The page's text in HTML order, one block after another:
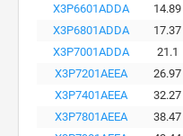
X3P6601ADDA 14.89
X3P6801ADDA
17.37
X3P7001ADDA
21.1
X3P7201AEEA
26.97
X3P7401AEEA
32.27
X3P7801AEEA
38.47